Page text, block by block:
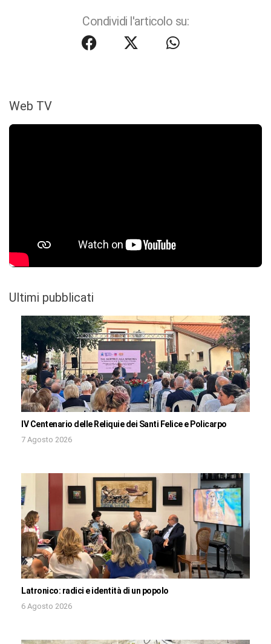
Condividi l'articolo su:
Web TV
Ultimi pubblicati
IV Centenario delle Reliquie dei Santi Felice e Policarpo
7 Agosto 2026
Latronico: radici e identità di un popolo
6 Agosto 2026